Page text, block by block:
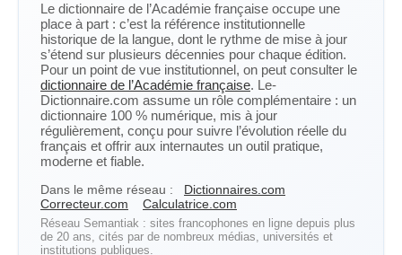
Le dictionnaire de l’Académie française occupe une
place à part : c’est la référence institutionnelle
historique de la langue, dont le rythme de mise à jour
s’étend sur plusieurs décennies pour chaque édition.
Pour un point de vue institutionnel, on peut consulter le
dictionnaire de l’Académie française. Le-
Dictionnaire.com assume un rôle complémentaire : un
dictionnaire 100 % numérique, mis à jour
régulièrement, conçu pour suivre l’évolution réelle du
français et offrir aux internautes un outil pratique,
moderne et fiable.
Dans le même réseau :
Dictionnaires.com
Correcteur.com
Calculatrice.com
Réseau Semantiak : sites francophones en ligne depuis plus
de 20 ans, cités par de nombreux médias, universités et
institutions publiques.